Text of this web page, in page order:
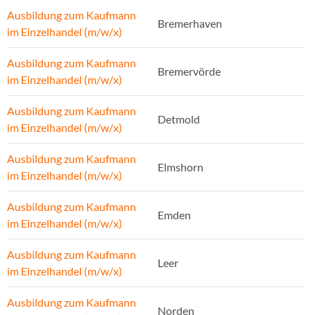
Ausbildung zum Kaufmann
im Einzelhandel (m/w/x)
Bremerhaven
Ausbildung zum Kaufmann
im Einzelhandel (m/w/x)
Bremervörde
Ausbildung zum Kaufmann
im Einzelhandel (m/w/x)
Detmold
Ausbildung zum Kaufmann
im Einzelhandel (m/w/x)
Elmshorn
Ausbildung zum Kaufmann
im Einzelhandel (m/w/x)
Emden
Ausbildung zum Kaufmann
im Einzelhandel (m/w/x)
Leer
Ausbildung zum Kaufmann
Norden